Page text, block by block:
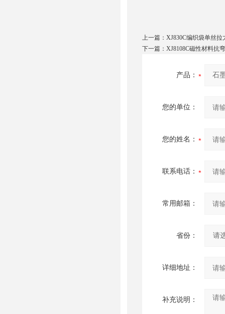
上一篇： XJ830C编织袋单丝拉
下一篇： XJ8108C磁性材料抗
产品：
您的单位：
您的姓名：
联系电话：
常用邮箱：
省份：
详细地址：
补充说明：